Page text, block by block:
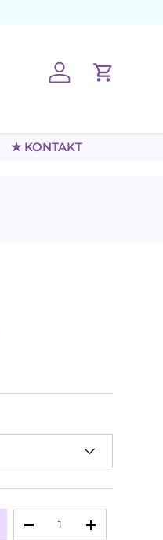
Einloggen
★ KONTAKT
-
+